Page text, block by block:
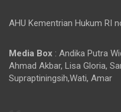
AHU Kementrian Hukum RI
Media Box : Andika Putra
Ahmad Akbar, Lisa Gloria,
Supraptiningsih,Wati, Amar